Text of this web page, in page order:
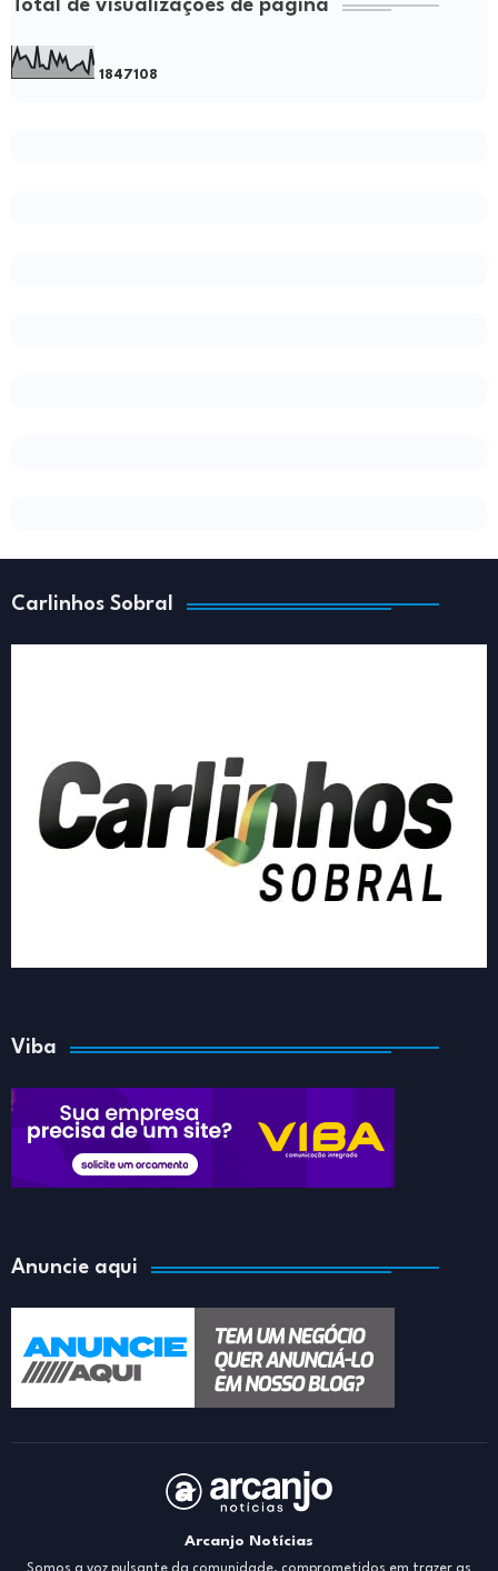
Total de visualizações de página
1 8471 08
Carlinhos Sobral
Viba
Anuncie aqui
Arcanjo Notícias